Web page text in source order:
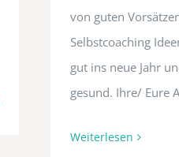
von guten
Selbstcoaching
gut ins neue Jahr
gesund. Ihre/ Eure
Weiterlesen